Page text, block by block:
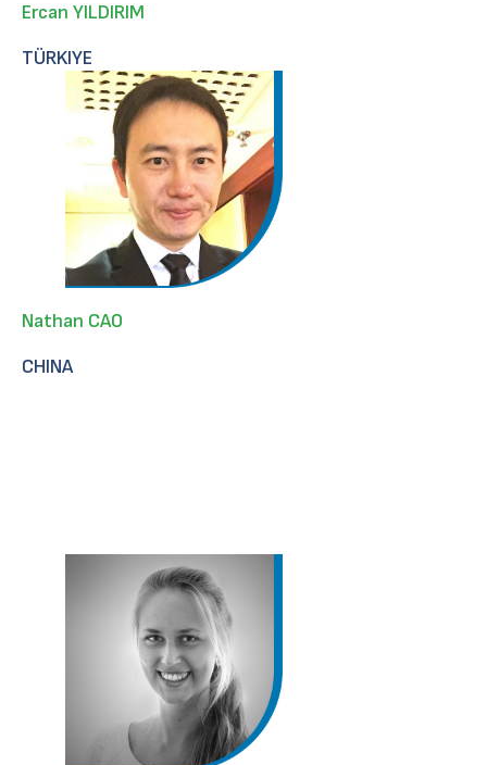
Ercan YILDIRIM
TÜRKIYE
Nathan CAO
CHINA